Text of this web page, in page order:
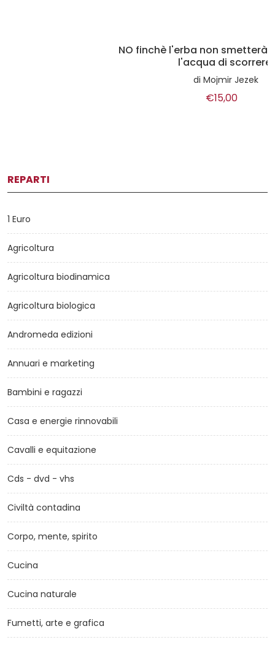
NO finchè l'erba non smetterà di crescere e
l'acqua di scorrere.
REPARTI
1 Euro
Agricoltura
Agricoltura biodinamica
Agricoltura biologica
Andromeda edizioni
Annuari e marketing
Bambini e ragazzi
Casa e energie rinnovabili
Cavalli e equitazione
Cds - dvd - vhs
Civiltà contadina
Corpo, mente, spirito
Cucina
Cucina naturale
Fumetti, arte e grafica